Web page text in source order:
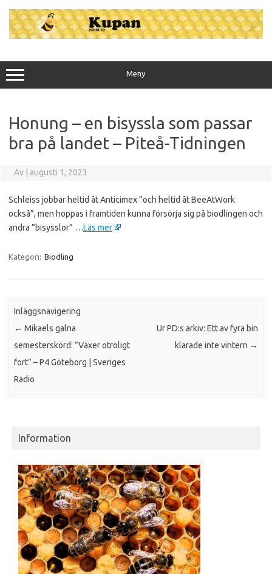
innehåll
Meny
Honung – en bisyssla som passar
bra på landet – Piteå-Tidningen
Av augusti 1, 2023
Schleiss jobbar heltid åt Anticimex ”och heltid åt BeeAtWork
också”, men hoppas i framtiden kunna försörja sig på biodlingen och
andra ”bisysslor” …Läs mer
Kategori: Biodling
Inläggsnavigering
← Mikaels galna
semesterskörd: ”Växer otroligt
fort” – P4 Göteborg | Sveriges
Radio
Ur PD:s arkiv: Ett av fyra bin
klarade inte vintern →
Information